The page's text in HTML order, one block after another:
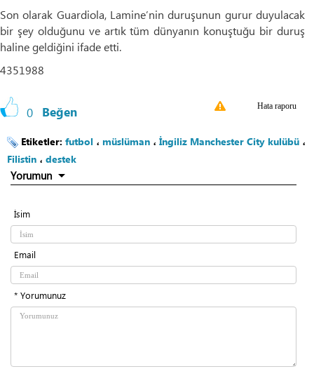
Son olarak Guardiola, Lamine’nin duruşunun gurur duyulacak
bir şey olduğunu ve artık tüm dünyanın konuştuğu bir duruş
haline geldiğini ifade etti.
4351988
0 Beğen Hata raporu
Etiketler: futbol ، müslüman ، İngiliz Manchester City kulübü ،
Filistin ، destek
Yorumun
İsim
Email
* Yorumunuz